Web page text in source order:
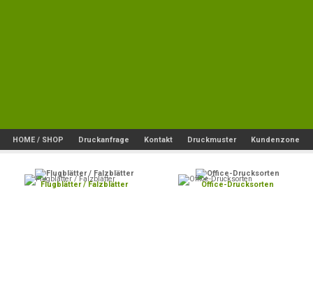
HOME / SHOP Druckanfrage Kontakt Druckmuster Kundenzone
Flugblätter / Falzblätter Office-Drucksorten